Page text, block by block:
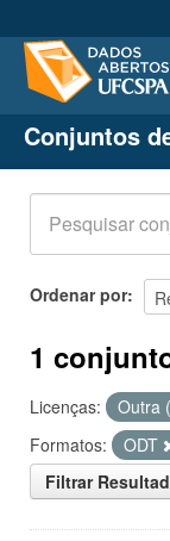
Conjuntos de
Organizações
Grupos
Sobre
Conjuntos
Ordenar por
1
Licenças: Outra
Formatos:
ODT
Filtrar